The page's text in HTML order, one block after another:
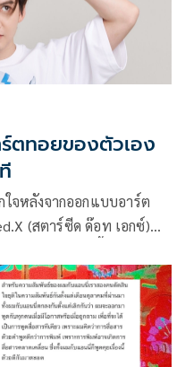
ตทอยของตัวเอง
(สตาร์ซีด ด๊อท เอกซ์)
องมนุษย์ต่างดาวของตัวเอง
นว Cute ผสม Sci-fi สุดล้ำ
หลับไหลอยู่ในท้องที่มี pod